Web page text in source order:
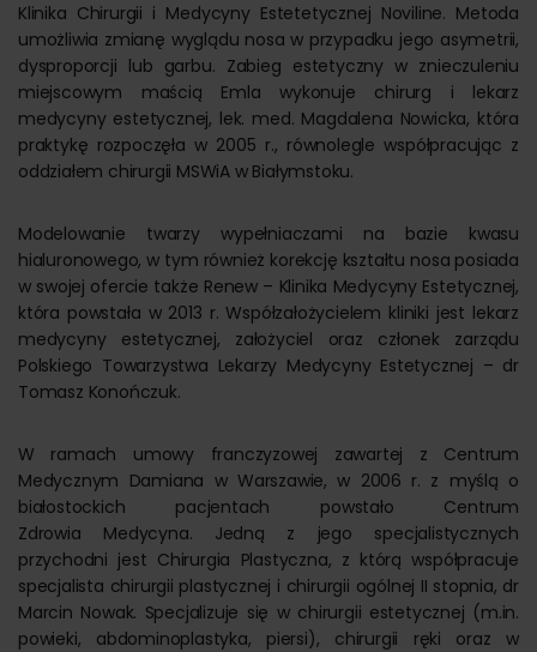
Klinika Chirurgii i Medycyny Estetetycznej Noviline. Metoda
umożliwia zmianę wyglądu nosa w przypadku jego asymetrii,
dysproporcji lub garbu. Zabieg estetyczny w znieczuleniu
miejscowym maścią Emla wykonuje chirurg i lekarz
medycyny estetycznej, lek. med. Magdalena Nowicka, która
praktykę rozpoczęła w 2005 r., równolegle współpracując z
oddziałem chirurgii MSWiA w Białymstoku.
Modelowanie twarzy wypełniaczami na bazie kwasu
hialuronowego, w tym również korekcję kształtu nosa posiada
w swojej ofercie także Renew – Klinika Medycyny Estetycznej,
która powstała w 2013 r. Współzałożycielem kliniki jest lekarz
medycyny estetycznej, założyciel oraz członek zarządu
Polskiego Towarzystwa Lekarzy Medycyny Estetycznej – dr
Tomasz Konończuk.
W ramach umowy franczyzowej zawartej z Centrum
Medycznym Damiana w Warszawie, w 2006 r. z myślą o
białostockich pacjentach powstało Centrum
Zdrowia Medycyna. Jedną z jego specjalistycznych
przychodni jest Chirurgia Plastyczna, z którą współpracuje
specjalista chirurgii plastycznej i chirurgii ogólnej II stopnia, dr
Marcin Nowak. Specjalizuje się w chirurgii estetycznej (m.in.
powieki, abdominoplastyka, piersi), chirurgii ręki oraz w